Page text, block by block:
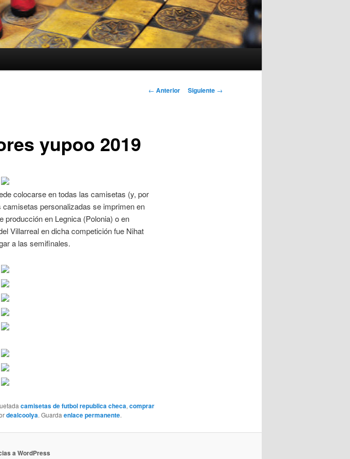
Navegación
← Anterior Siguiente →
yupoo 2019
colocarse en todas las camisetas (y, por
personalizadas se imprimen en
producción en Legnica (Polonia) o en
Villarreal en dicha competición fue Nihat
a las semifinales.
camisetas de futbol republica checa,comprar
dealcoolya. Guardaenlace permanente.
a WordPress